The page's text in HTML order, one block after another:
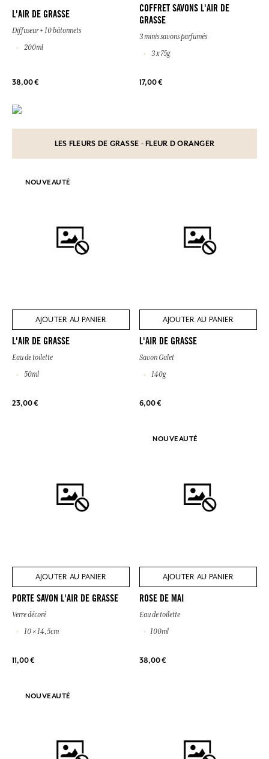
L'AIR DE GRASSE
Diffuseur + 10 bâtonnets
200ml
38,00 €
COFFRET SAVONS L'AIR DE
GRASSE
3 minis savons parfumés
3 x 75g
17,00 €
LES FLEURS DE GRASSE - FLEUR D ORANGER
NOUVEAUTÉ
AJOUTER AU PANIER
L'AIR DE GRASSE
Eau de toilette
50ml
23,00 €
AJOUTER AU PANIER
L'AIR DE GRASSE
Savon Galet
140g
6,00 €
AJOUTER AU PANIER
PORTE SAVON L'AIR DE GRASSE
Verre décoré
10 × 14,5cm
11,00 €
NOUVEAUTÉ
AJOUTER AU PANIER
ROSE DE MAI
Eau de toilette
100ml
38,00 €
NOUVEAUTÉ